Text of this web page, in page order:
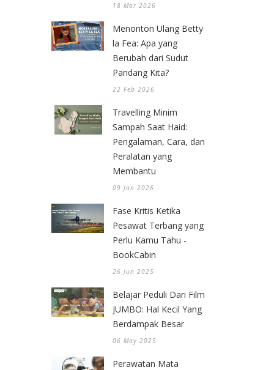
18 Mar 2026
Menonton Ulang Betty
la Fea: Apa yang
Berubah dari Sudut
Pandang Kita?
22 Feb 2026
Travelling Minim
Sampah Saat Haid:
Pengalaman, Cara, dan
Peralatan yang
Membantu
09 Jan 2026
Fase Kritis Ketika
Pesawat Terbang yang
Perlu Kamu Tahu -
BookCabin
26 Jun 2025
Belajar Peduli Dari Film
JUMBO: Hal Kecil Yang
Berdampak Besar
06 May 2025
Perawatan Mata